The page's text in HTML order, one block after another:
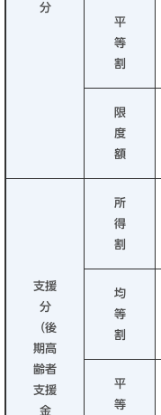
分
平
等
割
限
度
額
支援
分
（後
期高
齢者
支援
金
所
得
割
均
等
割
平
等